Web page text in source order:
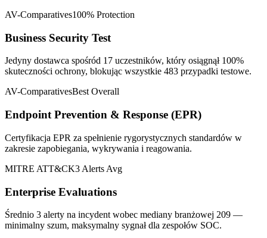
AV-Comparatives100% Protection
Business Security Test
Jedyny dostawca spośród 17 uczestników, który osiągnął 100%
skuteczności ochrony, blokując wszystkie 483 przypadki testowe.
AV-ComparativesBest Overall
Endpoint Prevention & Response (EPR)
Certyfikacja EPR za spełnienie rygorystycznych standardów w
zakresie zapobiegania, wykrywania i reagowania.
MITRE ATT&CK3 Alerts Avg
Enterprise Evaluations
Średnio 3 alerty na incydent wobec mediany branżowej 209 —
minimalny szum, maksymalny sygnał dla zespołów SOC.